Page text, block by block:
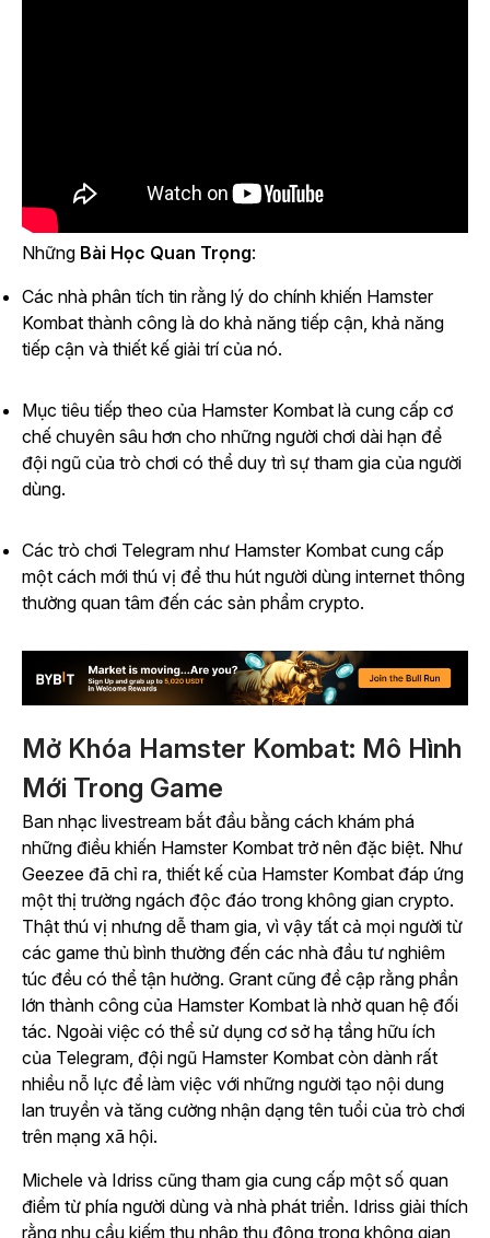
Những Bài Học Quan Trọng:
Các nhà phân tích tin rằng lý do chính khiến Hamster
Kombat thành công là do khả năng tiếp cận, khả năng
tiếp cận và thiết kế giải trí của nó.
Mục tiêu tiếp theo của Hamster Kombat là cung cấp cơ
chế chuyên sâu hơn cho những người chơi dài hạn để
đội ngũ của trò chơi có thể duy trì sự tham gia của người
dùng.
Các trò chơi Telegram như Hamster Kombat cung cấp
một cách mới thú vị để thu hút người dùng internet thông
thường quan tâm đến các sản phẩm crypto.
Mở Khóa Hamster Kombat: Mô Hình
Mới Trong Game
Ban nhạc livestream bắt đầu bằng cách khám phá
những điều khiến Hamster Kombat trở nên đặc biệt. Như
Geezee đã chỉ ra, thiết kế của Hamster Kombat đáp ứng
một thị trường ngách độc đáo trong không gian crypto.
Thật thú vị nhưng dễ tham gia, vì vậy tất cả mọi người từ
các game thủ bình thường đến các nhà đầu tư nghiêm
túc đều có thể tận hưởng. Grant cũng đề cập rằng phần
lớn thành công của Hamster Kombat là nhờ quan hệ đối
tác. Ngoài việc có thể sử dụng cơ sở hạ tầng hữu ích
của Telegram, đội ngũ Hamster Kombat còn dành rất
nhiều nỗ lực để làm việc với những người tạo nội dung
lan truyền và tăng cường nhận dạng tên tuổi của trò chơi
trên mạng xã hội.
Michele và Idriss cũng tham gia cung cấp một số quan
điểm từ phía người dùng và nhà phát triển. Idriss giải thích
rằng nhu cầu kiếm thu nhập thụ động trong không gian